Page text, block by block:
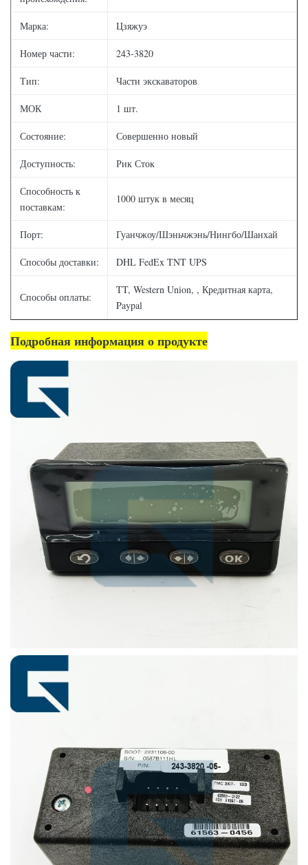
Марка: Цзяжуэ
Номер части: 243-3820
Тип: Части экскаваторов
МОК 1 шт.
Состояние: Совершенно новый
Доступность: Рик Сток
Способность к
поставкам:
1000 штук в месяц
Порт: Гуанчжоу/Шэньчжэнь/Нингбо/Шанхай
Способы доставки: DHL FedEx TNT UPS
Способы оплаты:
TT, Western Union, , Кредитная карта,
Paypal
Подробная информация о продукте